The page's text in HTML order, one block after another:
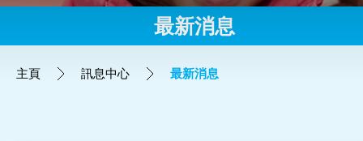
最新消息
主頁 訊息中心 最新消息